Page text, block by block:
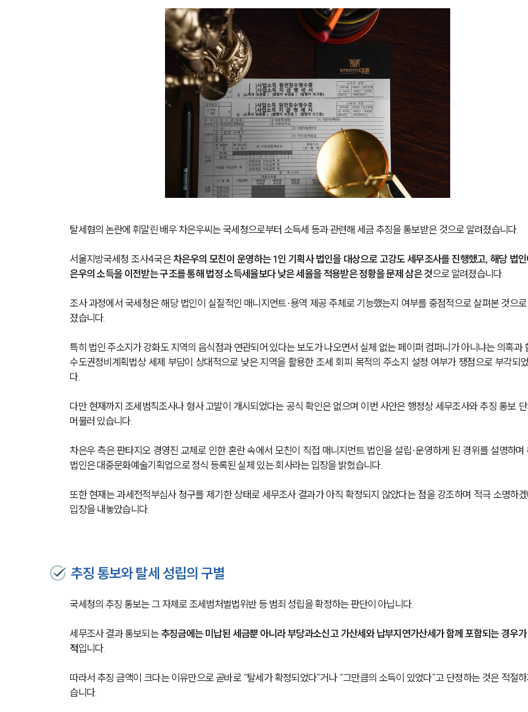
탈세혐의 논란에 휘말린 배우 차은우씨는 국세청으로부터 소득세 등과 관련해 세금 추징을 통보받은 것으로 알려졌습니다.
서울지방국세청 조사4국은 차은우의 모친이 운영하는 1인 기획사 법인을 대상으로 고강도 세무조사를 진행했고, 해당 법
은우의 소득을 이전받는 구조를 통해 법정 소득세율보다 낮은 세율을 적용받은 정황을 문제 삼은 것으로 알려졌습니다.
조사 과정에서 국세청은 해당 법인이 실질적인 매니지먼트·용역 제공 주체로 기능했는지 여부를 중점적으로 살펴본 것으
졌습니다.
특히 법인 주소지가 강화도 지역의 음식점과 연관되어 있다는 보도가 나오면서 실체 없는 페이퍼 컴퍼니가 아니냐는 의혹과
수도권정비계획법상 세제 부담이 상대적으로 낮은 지역을 활용한 조세 회피 목적의 주소지 설정 여부가 쟁점으로 부각되
다.
다만 현재까지 조세범칙조사나 형사 고발이 개시되었다는 공식 확인은 없으며 이번 사안은 행정상 세무조사와 추징 통보
머물러 있습니다.
차은우 측은 판타지오 경영진 교체로 인한 혼란 속에서 모친이 직접 매니지먼트 법인을 설립·운영하게 된 경위를 설명하며
법인은 대중문화예술기획업으로 정식 등록된 실체 있는 회사라는 입장을 밝혔습니다.
또한 현재는 과세전적부심사 청구를 제기한 상태로 세무조사 결과가 아직 확정되지 않았다는 점을 강조하며 적극 소명하
입장을 내놓았습니다.
추징 통보와 탈세 성립의 구별
국세청의 추징 통보는 그 자체로 조세범처벌법위반 등 범죄 성립을 확정하는 판단이 아닙니다.
세무조사 결과 통보되는 추징금에는 미납된 세금뿐 아니라 부당과소신고 가산세와 납부지연가산세가 함께 포함되는 경우
적입니다.
따라서 추징 금액이 크다는 이유만으로 곧바로 “탈세가 확정되었다”거나 “그만큼의 소득이 있었다”고 단정하는 것은 적절
습니다.